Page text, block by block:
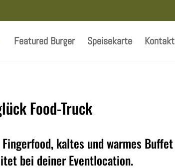
Featured Burger Speisekarte Kontakt
Food-Truck
kaltes und warmes Buffet
bei deiner Eventlocation.